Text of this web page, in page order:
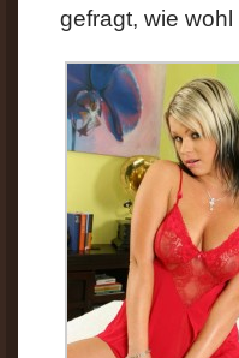
gefragt, wie wohl